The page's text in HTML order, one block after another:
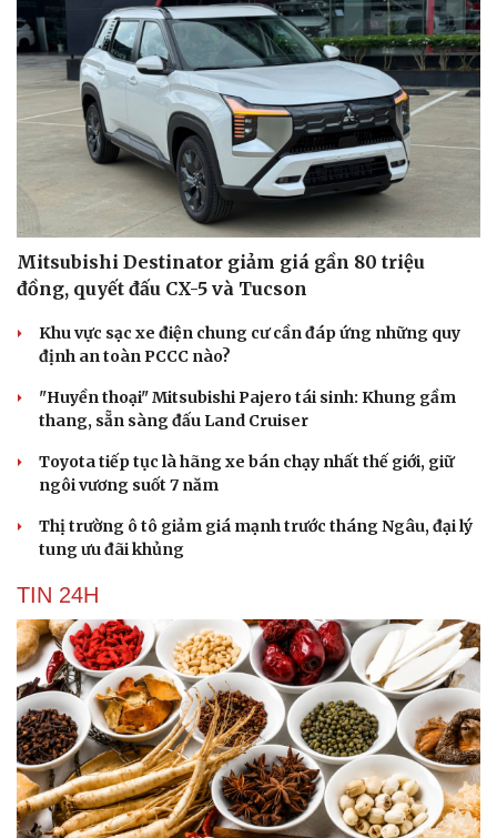
Mitsubishi Destinator giảm giá gần 80 triệu
đồng, quyết đấu CX-5 và Tucson
Khu vực sạc xe điện chung cư cần đáp ứng những quy
định an toàn PCCC nào?
"Huyền thoại" Mitsubishi Pajero tái sinh: Khung gầm
thang, sẵn sàng đấu Land Cruiser
Toyota tiếp tục là hãng xe bán chạy nhất thế giới, giữ
ngôi vương suốt 7 năm
Thị trường ô tô giảm giá mạnh trước tháng Ngâu, đại lý
tung ưu đãi khủng
TIN 24H